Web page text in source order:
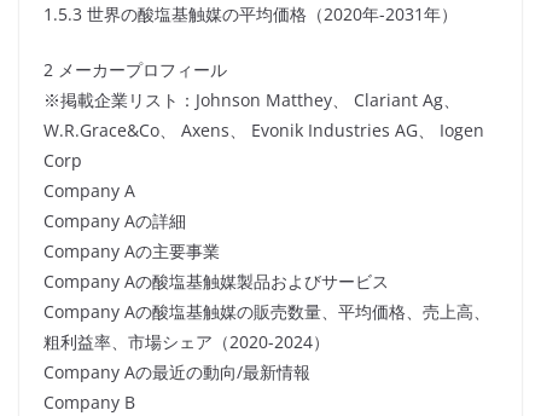
1.5.3 世界の酸塩基触媒の平均価格（2020年-2031年）
2 メーカープロフィール
※掲載企業リスト：Johnson Matthey、 Clariant Ag、
W.R.Grace&Co、 Axens、 Evonik Industries AG、 Iogen
Corp
Company A
Company Aの詳細
Company Aの主要事業
Company Aの酸塩基触媒製品およびサービス
Company Aの酸塩基触媒の販売数量、平均価格、売上高、
粗利益率、市場シェア（2020-2024）
Company Aの最近の動向/最新情報
Company B